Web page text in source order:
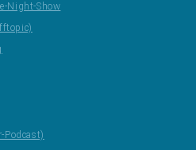
Night-Show
Podcast)